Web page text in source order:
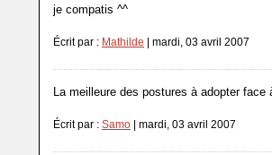
je compatis ^^
Écrit par : Mathilde | mardi, 03 avril 2007
La meilleure des postures à adopter
Écrit par : Samo | mardi, 03 avril 2007